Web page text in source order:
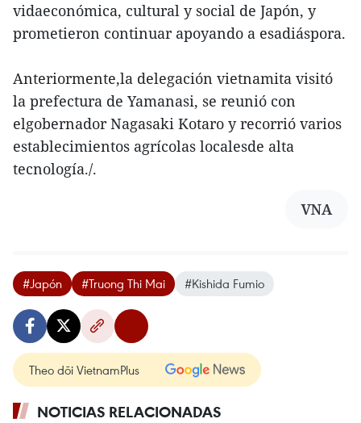
vidaeconómica, cultural y social de Japón, y
prometieron continuar apoyando a esadiáspora.
Anteriormente,la delegación vietnamita visitó
la prefectura de Yamanasi, se reunió con
elgobernador Nagasaki Kotaro y recorrió varios
establecimientos agrícolas localesde alta
tecnología./.
VNA
#Japón #Truong Thi Mai #Kishida Fumio
Theo dõi VietnamPlus
NOTICIAS RELACIONADAS